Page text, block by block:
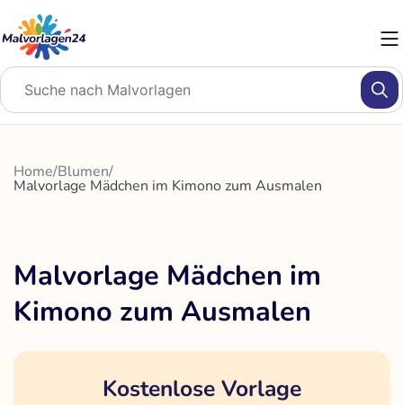
Inhalt
springen
Home/Blumen/
Malvorlage Mädchen im Kimono zum Ausmalen
Malvorlage Mädchen im
Kimono zum Ausmalen
Kostenlose Vorlage